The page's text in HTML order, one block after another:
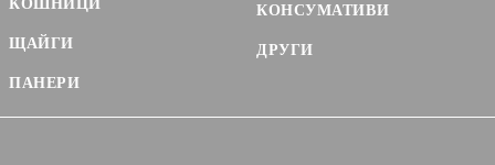
КОШНИЦИ
ЩАЙГИ
ПАНЕРИ
КОНСУМАТИВИ
ДРУГИ